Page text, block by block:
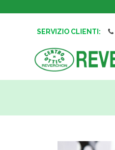
SERVIZIO CLIENTI: